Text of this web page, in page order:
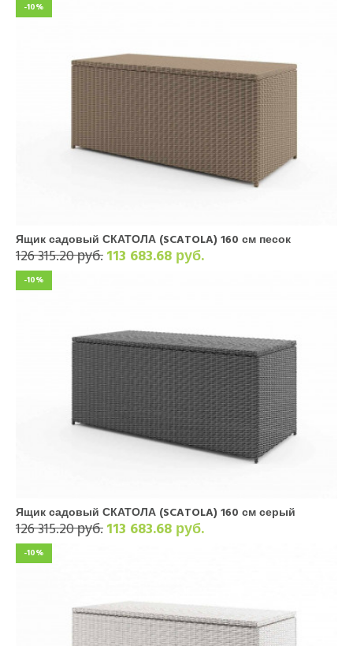
-10%
Ящик садовый СКАТОЛА (SCATOLA) 160 см песок
126 315.20 руб.113 683.68 руб.
-10%
Ящик садовый СКАТОЛА (SCATOLA) 160 см серый
126 315.20 руб.113 683.68 руб.
-10%